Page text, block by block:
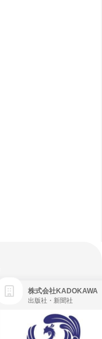
株式会社KADOKAWA
出版社・新聞社